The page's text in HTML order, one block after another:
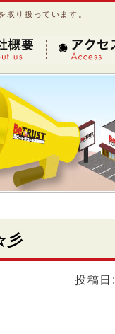
取り扱っています。
アクセス
彡
投稿日: